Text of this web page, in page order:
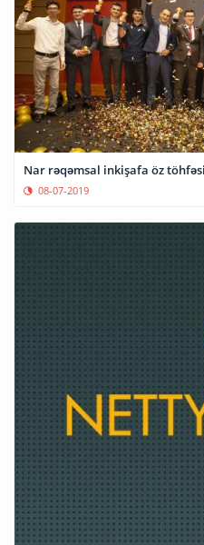
Nar rəqəmsal inkişafa öz
08-07-2019